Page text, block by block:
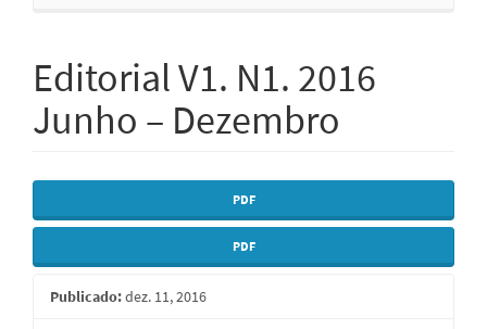
Editorial V1. N1. 2016
Junho – Dezembro
Barra
lateral
de
artigos
PDF
PDF
Publicado:dez. 11, 2016